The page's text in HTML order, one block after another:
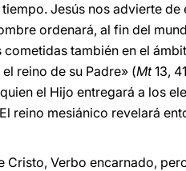
Jesús nos advierte
ordenará, al fin del
también en el
reino de su Padre» (Mt13,
el Hijo entregará a los
reino mesiánico revelará
Cristo, Verbo encarnado,